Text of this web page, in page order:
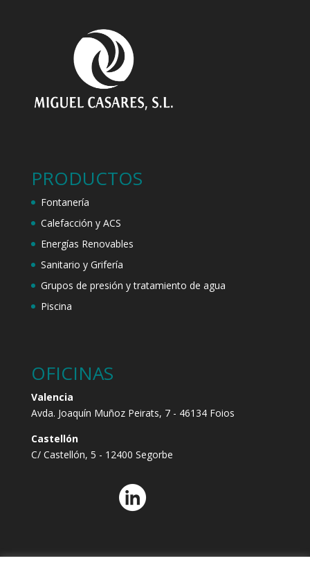
PRODUCTOS
Fontanería
Calefacción y ACS
Energías Renovables
Sanitario y Grifería
Grupos de presión y tratamiento de agua
Piscina
OFICINAS
Valencia
Avda. Joaquín Muñoz Peirats, 7 - 46134 Foios
Castellón
C/ Castellón, 5 - 12400 Segorbe